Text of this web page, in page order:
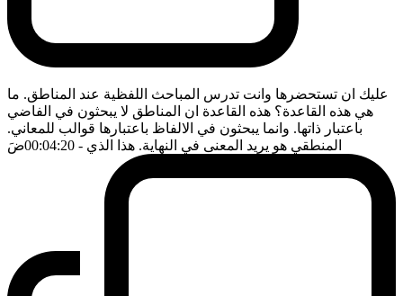
عليك ان تستحضرها وانت تدرس المباحث اللفظية عند المناطق. ما
هي هذه القاعدة؟ هذه القاعدة ان المناطق لا يبحثون في الفاضي
باعتبار ذاتها. وانما يبحثون في الالفاظ باعتبارها قوالب للمعاني.
المنطقي هو يريد المعنى في النهاية. هذا الذي - 00:04:20 ضَ